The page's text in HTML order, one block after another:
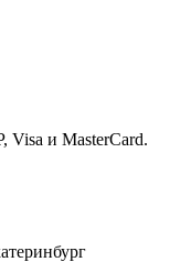
и MasterCard.